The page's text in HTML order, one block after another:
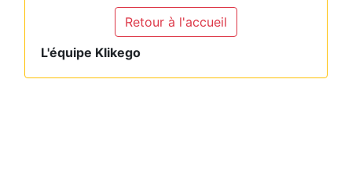
Retour à l'accueil
L'équipe Klikego